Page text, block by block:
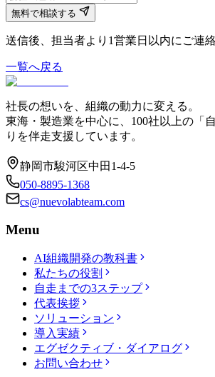
無料で相談する
送信後、担当者より1営業日以内にご連
一覧へ戻る
社長の想いを、組織の動力に変える。
東海・製造業を中心に、100社以上の「
りを伴走支援しています。
静岡市駿河区中田1-4-5
050-8895-1368
cs@nuevolabteam.com
Menu
AI組織開発の教科書
私たちの役割
自走までの3ステップ
代表挨拶
ソリューション
導入実績
エグゼクティブ・ダイアログ
お問い合わせ